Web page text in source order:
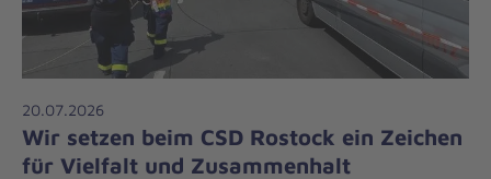
20.07.2026
Wir setzen beim CSD Rostock ein Zeichen
für Vielfalt und Zusammenhalt